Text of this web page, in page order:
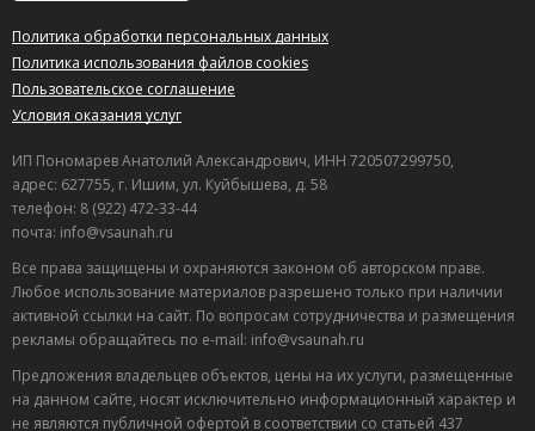
Политика обработки персональных данных
Политика использования файлов cookies
Пользовательское соглашение
Условия оказания услуг
ИП Пономарев Анатолий Александрович, ИНН 720507299750,
адрес: 627755, г. Ишим, ул. Куйбышева, д. 58
телефон: 8 (922) 472-33-44
почта: info@vsaunah.ru
Все права защищены и охраняются законом об авторском праве.
Любое использование материалов разрешено только при наличии
активной ссылки на сайт. По вопросам сотрудничества и размещения
рекламы обращайтесь по e-mail: info@vsaunah.ru
Предложения владельцев объектов, цены на их услуги, размещенные
на данном сайте, носят исключительно информационный характер и
не являются публичной офертой в соответствии со статьей 437